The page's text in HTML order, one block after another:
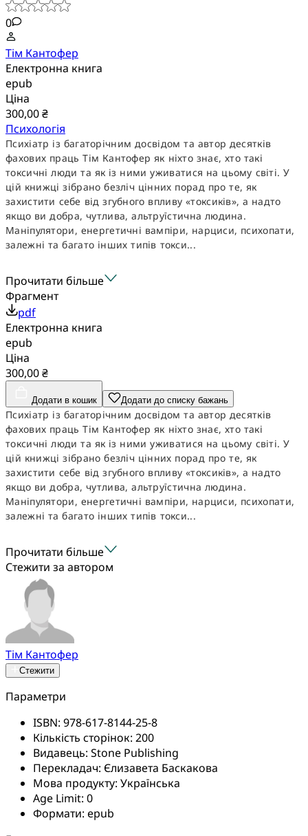
0
Тім Кантофер
Електронна книга
epub
Ціна
300,00 ₴
Психологія
Психіатр із багаторічним досвідом та автор десятків
фахових праць Тім Кантофер як ніхто знає, хто такі
токсичні люди та як із ними уживатися на цьому світі. У
цій книжці зібрано безліч цінних порад про те, як
захистити себе від згубного впливу «токсиків», а надто
якщо ви добра, чутлива, альтруїстична людина.
Маніпулятори, енергетичні вампіри, нарциси, психопати,
залежні та багато інших типів токси...
Прочитати більше
Фрагмент
pdf
Електронна книга
epub
Ціна
300,00 ₴
Додати в кошик Додати до списку бажань
Психіатр із багаторічним досвідом та автор десятків
фахових праць Тім Кантофер як ніхто знає, хто такі
токсичні люди та як із ними уживатися на цьому світі. У
цій книжці зібрано безліч цінних порад про те, як
захистити себе від згубного впливу «токсиків», а надто
якщо ви добра, чутлива, альтруїстична людина.
Маніпулятори, енергетичні вампіри, нарциси, психопати,
залежні та багато інших типів токси...
Прочитати більше
Стежити за автором
Тім Кантофер
Стежити
Параметри
ISBN: 978-617-8144-25-8
Кількість сторінок: 200
Видавець: Stone Publishing
Перекладач: Єлизавета Баскакова
Мова продукту: Українська
Age Limit: 0
Формати: epub